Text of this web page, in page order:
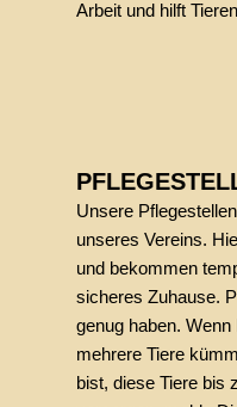
Arbeit und hilft
Unsere
unseres Vereins.
und bekommen
sicheres Zuhause.
genug haben.
mehrere Tiere
bist, diese Tiere bis